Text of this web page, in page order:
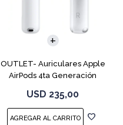
OUTLET- Auriculares Apple
AirPods 4ta Generación
USD 235,00